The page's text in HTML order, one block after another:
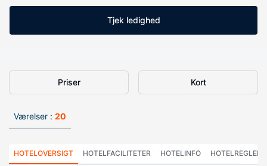
Tjek ledighed
Priser Kort
Værelser : 20
HOTELOVERSIGT HOTELFACILITETER HOTELINFO HOTELREGLER